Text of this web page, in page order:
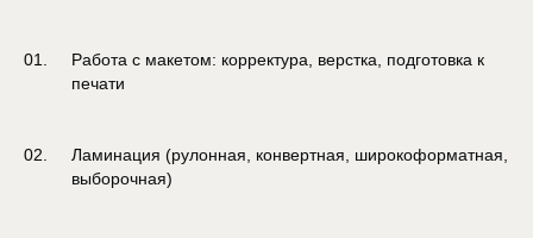
Работа с макетом: корректура, верстка, подготовка к
печати
Ламинация (рулонная, конвертная, широкоформатная,
выборочная)